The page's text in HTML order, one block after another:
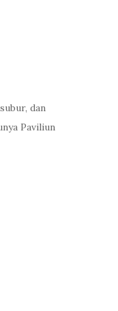
dan
Paviliun